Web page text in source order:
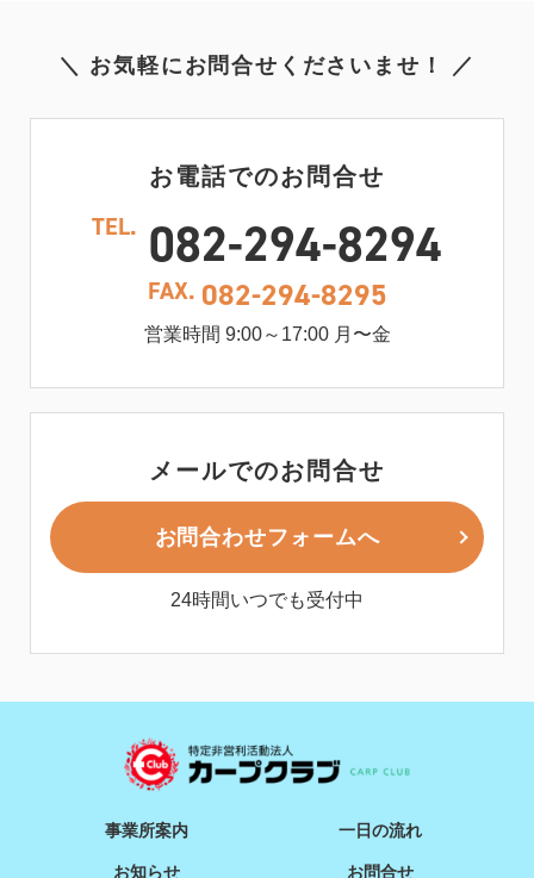
＼ お気軽にお問合せくださいませ！ ／
お電話でのお問合せ
TEL. 082-294-8294
FAX. 082-294-8295
営業時間 9:00～17:00 月〜金
メールでのお問合せ
お問合わせフォームへ
24時間いつでも受付中
事業所案内 一日の流れ
お知らせ お問合せ